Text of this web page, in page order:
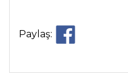
Paylaş: